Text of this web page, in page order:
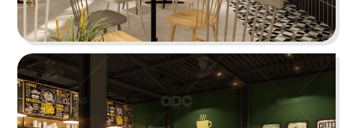
37
FLYFOOD
Nhà hàng Việt
38
DON CHICKEN
Gà rán Hàn Quốc